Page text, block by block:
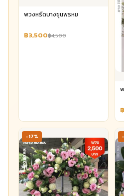
พวงหรีดบางขุนพรหม
฿3,500฿4,500
-17%